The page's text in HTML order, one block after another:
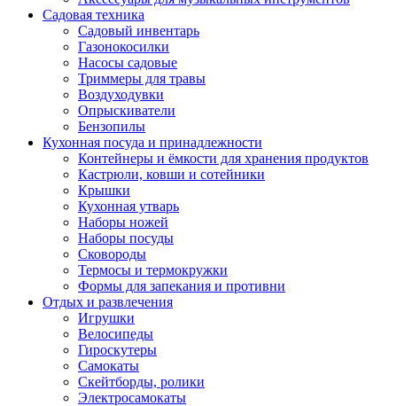
Садовая техника
Садовый инвентарь
Газонокосилки
Насосы садовые
Триммеры для травы
Воздуходувки
Опрыскиватели
Бензопилы
Кухонная посуда и принадлежности
Контейнеры и ёмкости для хранения продуктов
Кастрюли, ковши и сотейники
Крышки
Кухонная утварь
Наборы ножей
Наборы посуды
Сковороды
Термосы и термокружки
Формы для запекания и противни
Отдых и развлечения
Игрушки
Велосипеды
Гироскутеры
Самокаты
Скейтборды, ролики
Электросамокаты